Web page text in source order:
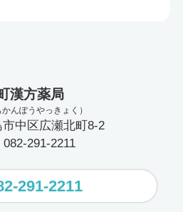
漢方薬局
かんぽうやっきょく）
中区広瀬北町8-2
082-291-2211
291-2211